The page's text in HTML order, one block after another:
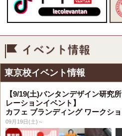
東京校イベント情報
【9/19(土)バンタンデザイン研究
レーションイベント】
カフェ ブランディング ワークシ
09月19日(土)～